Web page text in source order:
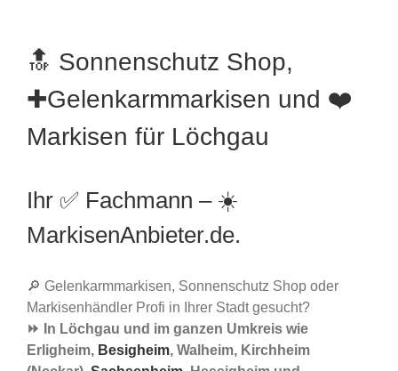
🔝 Sonnenschutz Shop,
✚Gelenkarmmarkisen und ❤️
Markisen für Löchgau
Ihr ✅ Fachmann – ☀️
MarkisenAnbieter.de.
🔎 Gelenkarmmarkisen, Sonnenschutz Shop oder
Markisenhändler Profi in Ihrer Stadt gesucht?
⏩ In Löchgau und im ganzen Umkreis wie
Erligheim, Besigheim, Walheim, Kirchheim